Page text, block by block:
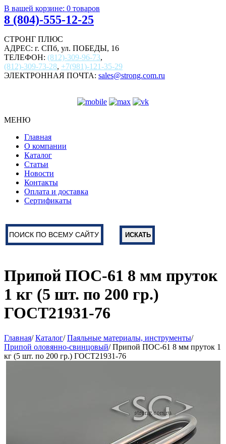
В вашей корзине: 0 товаров
8 (804)-555-12-25
СТРОНГ ПЛЮС
АДРЕС: г. СПб, ул. ПОБЕДЫ, 16
ТЕЛЕФОН: (812)-309-96-73,
(812)-309-73-28, +7(981)-121-35-29
ЭЛЕКТРОННАЯ ПОЧТА: sales@strong.com.ru
МЕНЮ
Главная
О компании
Каталог
Статьи
Новости
Контакты
Оплата и доставка
Сертификаты
Припой ПОС-61 8 мм пруток
1 кг (5 шт. по 200 гр.)
ГОСТ21931-76
Главная/Каталог/Паяльные материалы, инструменты/
Припой оловянно-свинцовый/ Припой ПОС-61 8 мм пруток 1
кг (5 шт. по 200 гр.) ГОСТ21931-76